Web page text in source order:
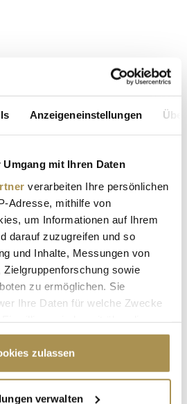
Anzeigeneinstellungen
mit Ihren Daten
verarbeiten Ihre persönlichen
Adresse, mithilfe von
um Informationen auf Ihrem
darauf zuzugreifen und so
und Inhalte, Messungen von
Zielgruppenforschung sowie
zu ermöglichen. Sie
Ihre Daten für welche Zwecke
durch Klicken auf das Privacy
oder widerrufen
zulassen
verwalten